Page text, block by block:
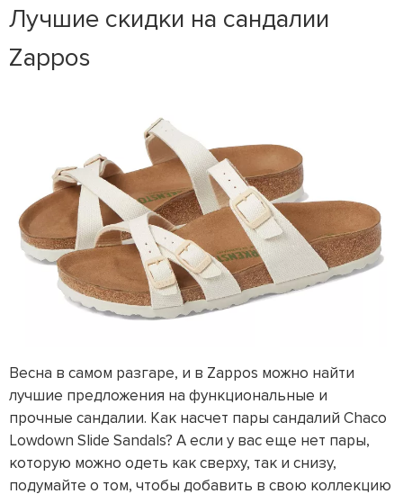
Лучшие скидки на сандалии
Zappos
Весна в самом разгаре, и в Zappos можно найти
лучшие предложения на функциональные и
прочные сандалии. Как насчет пары сандалий Chaco
Lowdown Slide Sandals? А если у вас еще нет пары,
которую можно одеть как сверху, так и снизу,
подумайте о том, чтобы добавить в свою коллекцию